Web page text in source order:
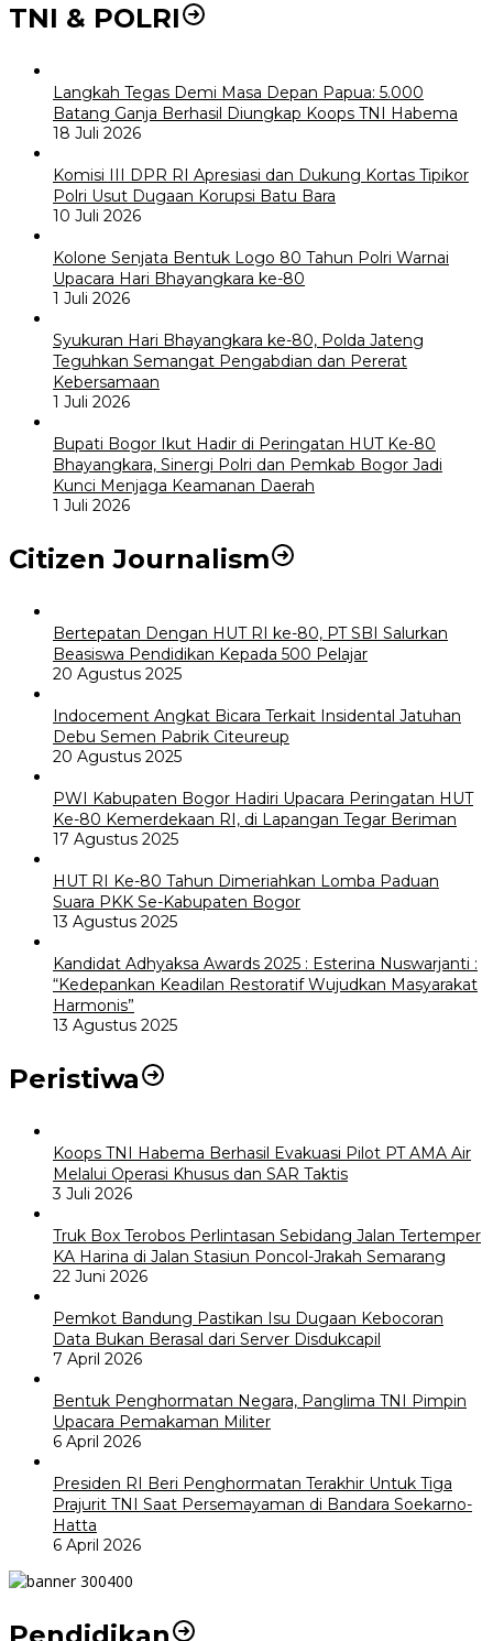
TNI & POLRI
Langkah Tegas Demi Masa Depan Papua: 5.000
Batang Ganja Berhasil Diungkap Koops TNI Habema
18 Juli 2026
Komisi III DPR RI Apresiasi dan Dukung Kortas Tipikor
Polri Usut Dugaan Korupsi Batu Bara
10 Juli 2026
Kolone Senjata Bentuk Logo 80 Tahun Polri Warnai
Upacara Hari Bhayangkara ke-80
1 Juli 2026
Syukuran Hari Bhayangkara ke-80, Polda Jateng
Teguhkan Semangat Pengabdian dan Pererat
Kebersamaan
1 Juli 2026
Bupati Bogor Ikut Hadir di Peringatan HUT Ke-80
Bhayangkara, Sinergi Polri dan Pemkab Bogor Jadi
Kunci Menjaga Keamanan Daerah
1 Juli 2026
Citizen Journalism
Bertepatan Dengan HUT RI ke-80, PT SBI Salurkan
Beasiswa Pendidikan Kepada 500 Pelajar
20 Agustus 2025
Indocement Angkat Bicara Terkait Insidental Jatuhan
Debu Semen Pabrik Citeureup
20 Agustus 2025
PWI Kabupaten Bogor Hadiri Upacara Peringatan HUT
Ke-80 Kemerdekaan RI, di Lapangan Tegar Beriman
17 Agustus 2025
HUT RI Ke-80 Tahun Dimeriahkan Lomba Paduan
Suara PKK Se-Kabupaten Bogor
13 Agustus 2025
Kandidat Adhyaksa Awards 2025 : Esterina Nuswarjanti :
“Kedepankan Keadilan Restoratif Wujudkan Masyarakat
Harmonis”
13 Agustus 2025
Peristiwa
Koops TNI Habema Berhasil Evakuasi Pilot PT AMA Air
Melalui Operasi Khusus dan SAR Taktis
3 Juli 2026
Truk Box Terobos Perlintasan Sebidang Jalan Tertemper
KA Harina di Jalan Stasiun Poncol-Jrakah Semarang
22 Juni 2026
Pemkot Bandung Pastikan Isu Dugaan Kebocoran
Data Bukan Berasal dari Server Disdukcapil
7 April 2026
Bentuk Penghormatan Negara, Panglima TNI Pimpin
Upacara Pemakaman Militer
6 April 2026
Presiden RI Beri Penghormatan Terakhir Untuk Tiga
Prajurit TNI Saat Persemayaman di Bandara Soekarno-
Hatta
6 April 2026